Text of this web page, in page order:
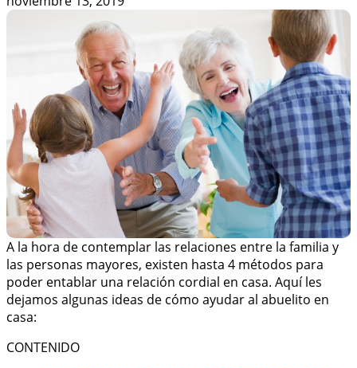
A la hora de contemplar las relaciones entre la familia y
las personas mayores, existen hasta 4 métodos para
poder entablar una relación cordial en casa. Aquí les
dejamos algunas ideas de cómo ayudar al abuelito en
casa:
CONTENIDO